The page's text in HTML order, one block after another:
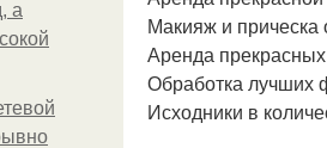
а
Макияж и прическа
Аренда
Обработка лучших
Исходники в